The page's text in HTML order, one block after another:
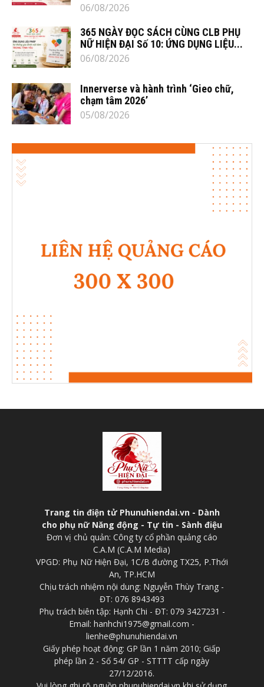
06/08/2026
365 NGÀY ĐỌC SÁCH CÙNG CLB PHỤ
NỮ HIỆN ĐẠI Số 10: ỨNG DỤNG LIỆU...
06/08/2026
Innerverse và hành trình ‘Gieo chữ,
chạm tâm 2026’
05/08/2026
Trang tin điện tử Phunuhiendai.vn - Dành
cho phụ nữ Năng động - Tự tin - Sành điệu
Đơn vị chủ quản: Công ty cổ phần quảng cáo
C.A.M (C.A.M Media)
VPGD: Phụ Nữ Hiện Đại, 1C/B đường TX25, P.Thới
An, TP.HCM
Chịu trách nhiệm nội dung: Nguyễn Thùy Trang -
ĐT: 076 8943493
Phụ trách biên tập: Hạnh Chi - ĐT: 079 3427231 -
Email: hanhchi1975@gmail.com -
lienhe@phunuhiendai.vn
Giấy phép hoạt động: GP lần 1 năm 2010; Giấp
phép lần 2 - Số 54/ GP - STTTT cấp ngày
27/12/2016.